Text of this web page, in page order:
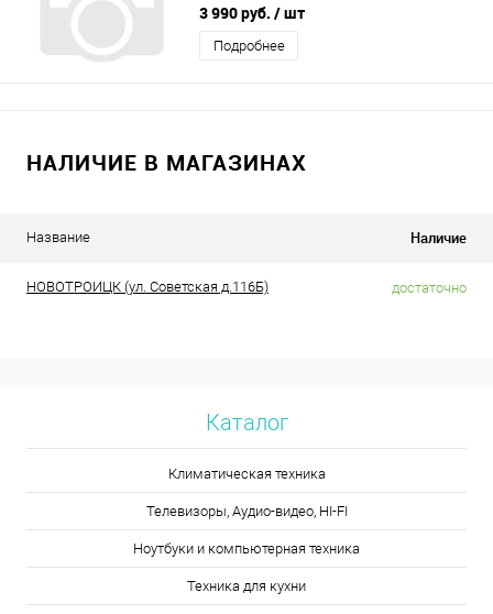
3 990 руб. / шт
Подробнее
НАЛИЧИЕ В МАГАЗИНАХ
Название Наличие
НОВОТРОИЦК (ул. Советская д.116Б) достаточно
Каталог
Климатическая техника
Телевизоры, Аудио-видео, HI-FI
Ноутбуки и компьютерная техника
Техника для кухни